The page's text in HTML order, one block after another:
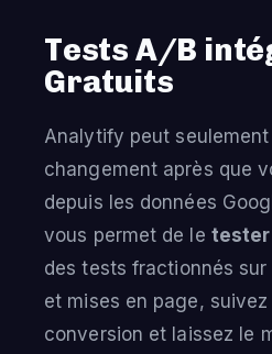
Tests A/B
Gratuits
Analytify peut seulement
changement après que
depuis les données
vous permet de le tester
des tests fractionnés
et mises en page,
conversion et laissez le